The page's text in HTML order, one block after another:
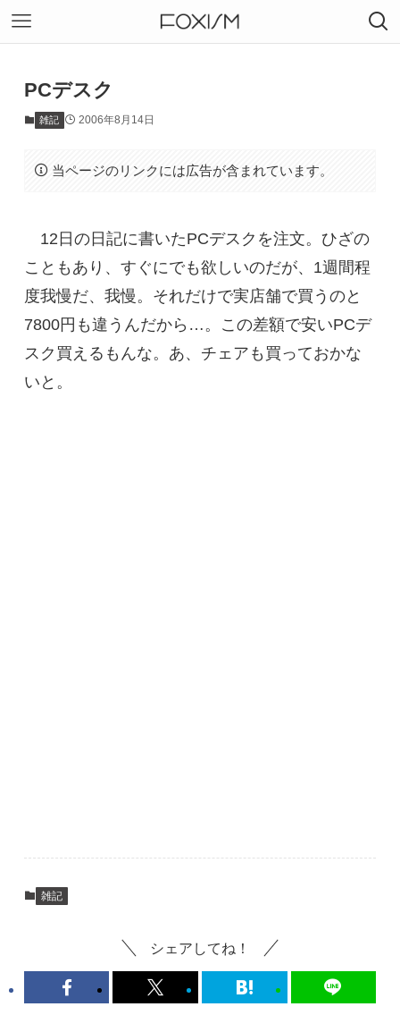
PCデスク
雑記 2006年8月14日
当ページのリンクには広告が含まれています。
12日の日記に書いたPCデスクを注文。ひざの
こともあり、すぐにでも欲しいのだが、1週間程
度我慢だ、我慢。それだけで実店舗で買うのと
7800円も違うんだから…。この差額で安いPCデ
スク買えるもんな。あ、チェアも買っておかな
いと。
雑記
シェアしてね！